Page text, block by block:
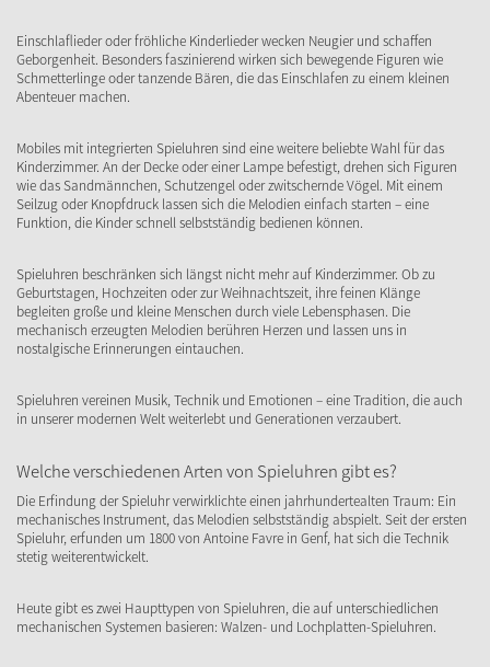
Einschlaflieder oder fröhliche Kinderlieder wecken Neugier und schaffen
Geborgenheit. Besonders faszinierend wirken sich bewegende Figuren wie
Schmetterlinge oder tanzende Bären, die das Einschlafen zu einem kleinen
Abenteuer machen.
Mobiles mit integrierten Spieluhren sind eine weitere beliebte Wahl für das
Kinderzimmer. An der Decke oder einer Lampe befestigt, drehen sich Figuren
wie das Sandmännchen, Schutzengel oder zwitschernde Vögel. Mit einem
Seilzug oder Knopfdruck lassen sich die Melodien einfach starten – eine
Funktion, die Kinder schnell selbstständig bedienen können.
Spieluhren beschränken sich längst nicht mehr auf Kinderzimmer. Ob zu
Geburtstagen, Hochzeiten oder zur Weihnachtszeit, ihre feinen Klänge
begleiten große und kleine Menschen durch viele Lebensphasen. Die
mechanisch erzeugten Melodien berühren Herzen und lassen uns in
nostalgische Erinnerungen eintauchen.
Spieluhren vereinen Musik, Technik und Emotionen – eine Tradition, die auch
in unserer modernen Welt weiterlebt und Generationen verzaubert.
Welche verschiedenen Arten von Spieluhren gibt es?
Die Erfindung der Spieluhr verwirklichte einen jahrhundertealten Traum: Ein
mechanisches Instrument, das Melodien selbstständig abspielt. Seit der ersten
Spieluhr, erfunden um 1800 von Antoine Favre in Genf, hat sich die Technik
stetig weiterentwickelt.
Heute gibt es zwei Haupttypen von Spieluhren, die auf unterschiedlichen
mechanischen Systemen basieren: Walzen- und Lochplatten-Spieluhren.